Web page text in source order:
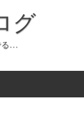
グ
る…